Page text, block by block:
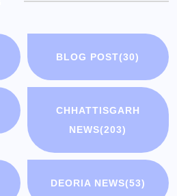
BLOG POST(30)
CHHATTISGARH
NEWS(203)
DEORIA NEWS(53)